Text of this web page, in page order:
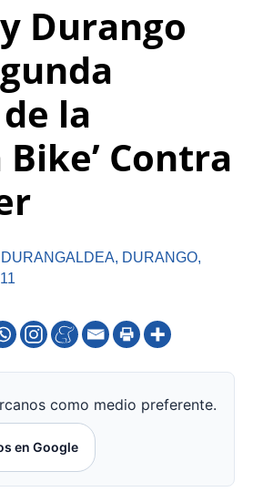
Durango
la
Bike’ Contra
DURANGALDEA, DURANGO,
como medio preferente.
en Google